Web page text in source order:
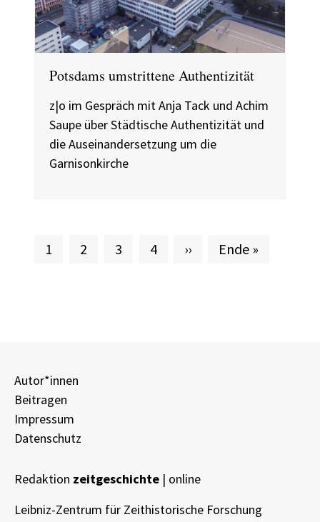
Potsdams umstrittene Authentizität
z|o im Gespräch mit Anja Tack und Achim
Saupe über Städtische Authentizität und
die Auseinandersetzung um die
Garnisonkirche
Aktuelle Seite
1 Seite
2 Seite
3 Seite
4 Nächste Seite
›› Letzte Seite
Ende »
Autor*innen
Beitragen
Impressum
Datenschutz
Redaktion zeitgeschichte | online
Leibniz-Zentrum für Zeithistorische Forschung